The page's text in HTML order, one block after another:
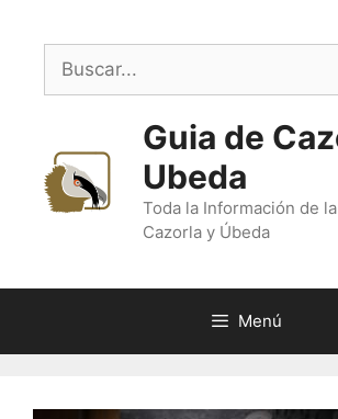
contenido
Buscar:
Guia de
Ubeda
Toda la Información de
Cazorla y Úbeda
Menú